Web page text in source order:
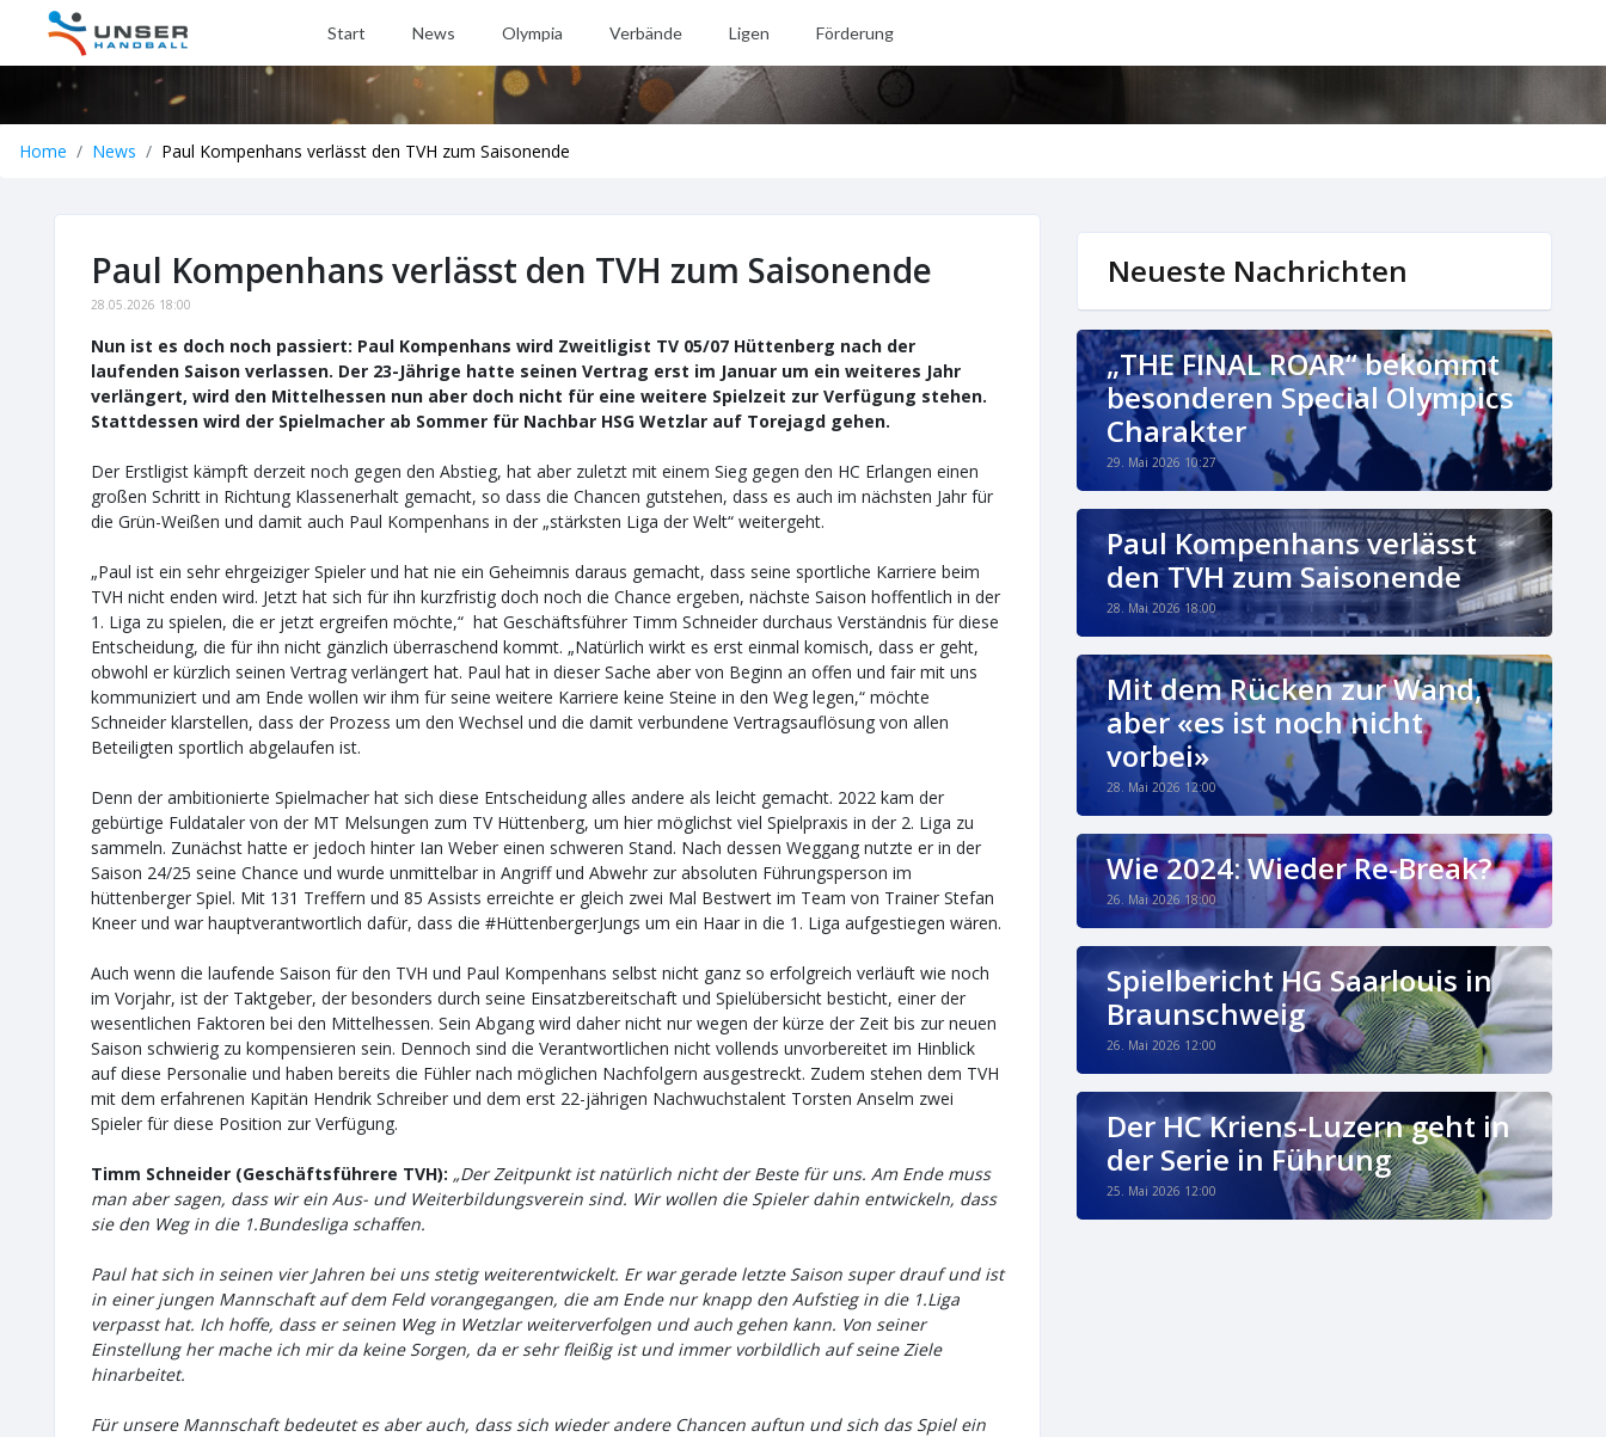
Start News Olympia Verbände Ligen Förderung
Home News Paul Kompenhans verlässt den TVH zum Saisonende
Paul Kompenhans verlässt den TVH zum Saisonende
28.05.2026 18:00
Nun ist es doch noch passiert: Paul Kompenhans wird Zweitligist TV 05/07 Hüttenberg nach der
laufenden Saison verlassen. Der 23-Jährige hatte seinen Vertrag erst im Januar um ein weiteres Jahr
verlängert, wird den Mittelhessen nun aber doch nicht für eine weitere Spielzeit zur Verfügung stehen.
Stattdessen wird der Spielmacher ab Sommer für Nachbar HSG Wetzlar auf Torejagd gehen.
Der Erstligist kämpft derzeit noch gegen den Abstieg, hat aber zuletzt mit einem Sieg gegen den HC Erlangen einen
großen Schritt in Richtung Klassenerhalt gemacht, so dass die Chancen gutstehen, dass es auch im nächsten Jahr für
die Grün-Weißen und damit auch Paul Kompenhans in der „stärksten Liga der Welt“ weitergeht.
„Paul ist ein sehr ehrgeiziger Spieler und hat nie ein Geheimnis daraus gemacht, dass seine sportliche Karriere beim
TVH nicht enden wird. Jetzt hat sich für ihn kurzfristig doch noch die Chance ergeben, nächste Saison hoffentlich in der
1. Liga zu spielen, die er jetzt ergreifen möchte,“ hat Geschäftsführer Timm Schneider durchaus Verständnis für diese
Entscheidung, die für ihn nicht gänzlich überraschend kommt. „Natürlich wirkt es erst einmal komisch, dass er geht,
obwohl er kürzlich seinen Vertrag verlängert hat. Paul hat in dieser Sache aber von Beginn an offen und fair mit uns
kommuniziert und am Ende wollen wir ihm für seine weitere Karriere keine Steine in den Weg legen,“ möchte
Schneider klarstellen, dass der Prozess um den Wechsel und die damit verbundene Vertragsauflösung von allen
Beteiligten sportlich abgelaufen ist.
Denn der ambitionierte Spielmacher hat sich diese Entscheidung alles andere als leicht gemacht. 2022 kam der
gebürtige Fuldataler von der MT Melsungen zum TV Hüttenberg, um hier möglichst viel Spielpraxis in der 2. Liga zu
sammeln. Zunächst hatte er jedoch hinter Ian Weber einen schweren Stand. Nach dessen Weggang nutzte er in der
Saison 24/25 seine Chance und wurde unmittelbar in Angriff und Abwehr zur absoluten Führungsperson im
hüttenberger Spiel. Mit 131 Treffern und 85 Assists erreichte er gleich zwei Mal Bestwert im Team von Trainer Stefan
Kneer und war hauptverantwortlich dafür, dass die #HüttenbergerJungs um ein Haar in die 1. Liga aufgestiegen wären.
Auch wenn die laufende Saison für den TVH und Paul Kompenhans selbst nicht ganz so erfolgreich verläuft wie noch
im Vorjahr, ist der Taktgeber, der besonders durch seine Einsatzbereitschaft und Spielübersicht besticht, einer der
wesentlichen Faktoren bei den Mittelhessen. Sein Abgang wird daher nicht nur wegen der kürze der Zeit bis zur neuen
Saison schwierig zu kompensieren sein. Dennoch sind die Verantwortlichen nicht vollends unvorbereitet im Hinblick
auf diese Personalie und haben bereits die Fühler nach möglichen Nachfolgern ausgestreckt. Zudem stehen dem TVH
mit dem erfahrenen Kapitän Hendrik Schreiber und dem erst 22-jährigen Nachwuchstalent Torsten Anselm zwei
Spieler für diese Position zur Verfügung.
Timm Schneider (Geschäftsführere TVH): „Der Zeitpunkt ist natürlich nicht der Beste für uns. Am Ende muss
man aber sagen, dass wir ein Aus- und Weiterbildungsverein sind. Wir wollen die Spieler dahin entwickeln, dass
sie den Weg in die 1.Bundesliga schaffen.
Paul hat sich in seinen vier Jahren bei uns stetig weiterentwickelt. Er war gerade letzte Saison super drauf und ist
in einer jungen Mannschaft auf dem Feld vorangegangen, die am Ende nur knapp den Aufstieg in die 1.Liga
verpasst hat. Ich hoffe, dass er seinen Weg in Wetzlar weiterverfolgen und auch gehen kann. Von seiner
Einstellung her mache ich mir da keine Sorgen, da er sehr fleißig ist und immer vorbildlich auf seine Ziele
hinarbeitet.
Für unsere Mannschaft bedeutet es aber auch, dass sich wieder andere Chancen auftun und sich das Spiel ein
Neueste Nachrichten
„THE FINAL ROAR“ bekommt
besonderen Special Olympics
Charakter
29. Mai 2026 10:27
Paul Kompenhans verlässt
den TVH zum Saisonende
28. Mai 2026 18:00
Mit dem Rücken zur Wand,
aber «es ist noch nicht
vorbei»
28. Mai 2026 12:00
Wie 2024: Wieder Re-Break?
26. Mai 2026 18:00
Spielbericht HG Saarlouis in
Braunschweig
26. Mai 2026 12:00
Der HC Kriens-Luzern geht in
der Serie in Führung
25. Mai 2026 12:00